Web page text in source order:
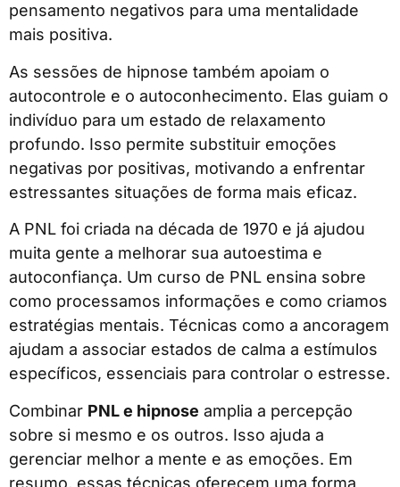
pensamento negativos para uma mentalidade
mais positiva.
As sessões de hipnose também apoiam o
autocontrole e o autoconhecimento. Elas guiam o
indivíduo para um estado de relaxamento
profundo. Isso permite substituir emoções
negativas por positivas, motivando a enfrentar
estressantes situações de forma mais eficaz.
A PNL foi criada na década de 1970 e já ajudou
muita gente a melhorar sua autoestima e
autoconfiança. Um curso de PNL ensina sobre
como processamos informações e como criamos
estratégias mentais. Técnicas como a ancoragem
ajudam a associar estados de calma a estímulos
específicos, essenciais para controlar o estresse.
Combinar PNL e hipnose amplia a percepção
sobre si mesmo e os outros. Isso ajuda a
gerenciar melhor a mente e as emoções. Em
resumo, essas técnicas oferecem uma forma